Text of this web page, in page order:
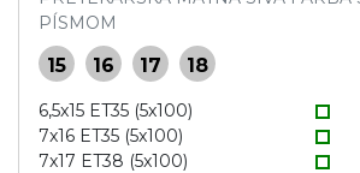
PÍSMOM
15 16 17 18
6,5x15 ET35 (5x100)
7x16 ET35 (5x100)
7x17 ET38 (5x100)